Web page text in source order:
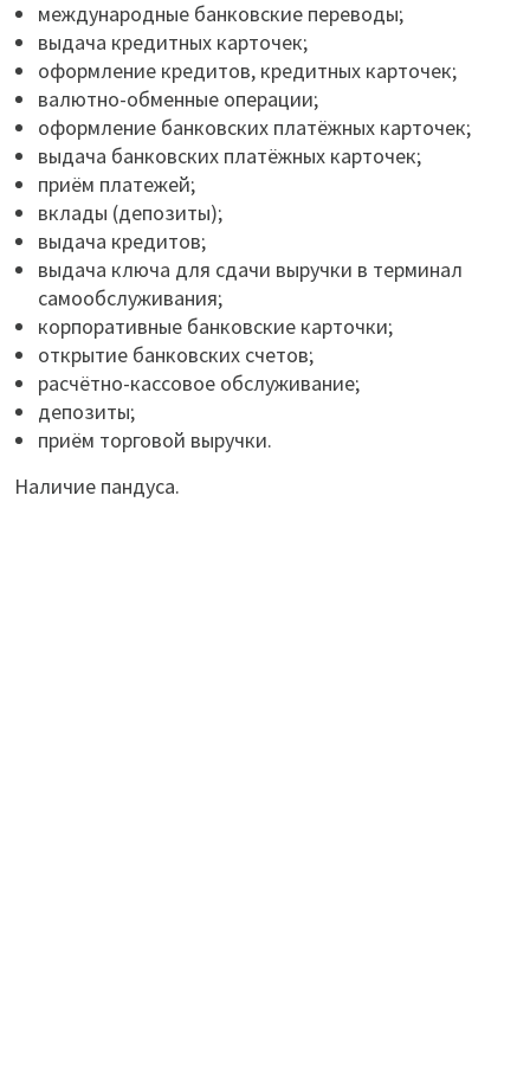
международные банковские переводы;
выдача кредитных карточек;
оформление кредитов, кредитных карточек;
валютно-обменные операции;
оформление банковских платёжных карточек;
выдача банковских платёжных карточек;
приём платежей;
вклады (депозиты);
выдача кредитов;
выдача ключа для сдачи выручки в терминал
самообслуживания;
корпоративные банковские карточки;
открытие банковских счетов;
расчётно-кассовое обслуживание;
депозиты;
приём торговой выручки.
Наличие пандуса.